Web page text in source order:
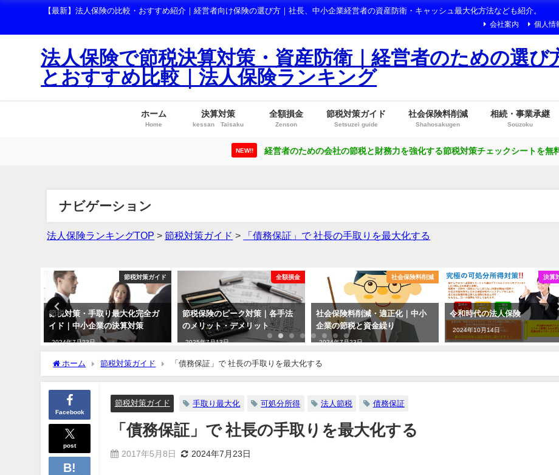
【最新】法人保険の比較・おすすめ紹介｜経営者向け保険の選び方｜社長、中小企業経営者の資産防衛・キャッシュ最大化方法なども紹介。
会社案内 個人情
法人保険で節税決算対策・資産防衛｜経営者のための選び
とおすすめ比較｜法人保険ランキング
ホーム
Home
決算対策
kessan Taisaku
全額損金
Zenson
節税対策ガイド
Setsuzei guide
社会保険料削減
Shahosakugen
相続・事業承継
Souzoku
NEW!! 経営者のための会社の節税と財務力を強化する節税対策チェックシートを無
ナビゲーション
法人保険ランキングTOP >節税対策ガイド > 「債務保証」で 社長の手取りを最大化する
節税対策ガイド
節税対策・手取り最大化完全ガ
イド｜中小企業の決算対策
2024年7月23日
全額損金
節税保険のピーク対策｜各手法
のメリット・デメリット
2025年7月13日
社会保険料削減
社会保険料削減・適正化｜中小
企業の節税と資金繰り
2024年7月23日
決算
令和時代の法人保険
2024年10月14日
ホーム 節税対策ガイド 「債務保証」で 社長の手取りを最大化する
Facebook
post
節税対策ガイド 手取り最大化 可処分所得 法人節税 債務保証
「債務保証」で 社長の手取りを最大化する
2017年5月8日 2024年7月23日